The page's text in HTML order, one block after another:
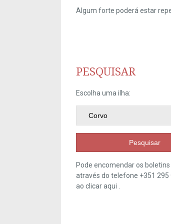
Algum forte poderá estar
PESQUISAR
Escolha uma ilha:
Pesquisar
Pode encomendar os
através do telefone +351 295
ao clicaraqui